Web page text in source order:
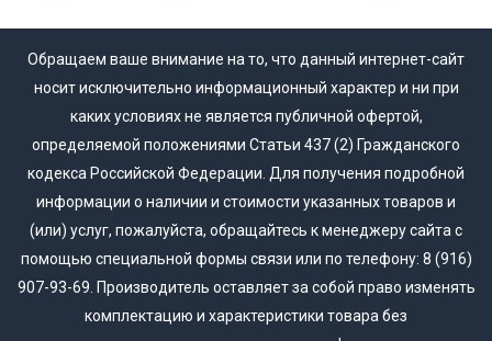
Обращаем ваше внимание на то, что данный интернет-сайт
носит исключительно информационный характер и ни при
каких условиях не является публичной офертой,
определяемой положениями Статьи 437 (2) Гражданского
кодекса Российской Федерации. Для получения подробной
информации о наличии и стоимости указанных товаров и
(или) услуг, пожалуйста, обращайтесь к менеджеру сайта с
помощью специальной формы связи или по телефону: 8 (916)
907-93-69. Производитель оставляет за собой право изменять
комплектацию и характеристики товара без